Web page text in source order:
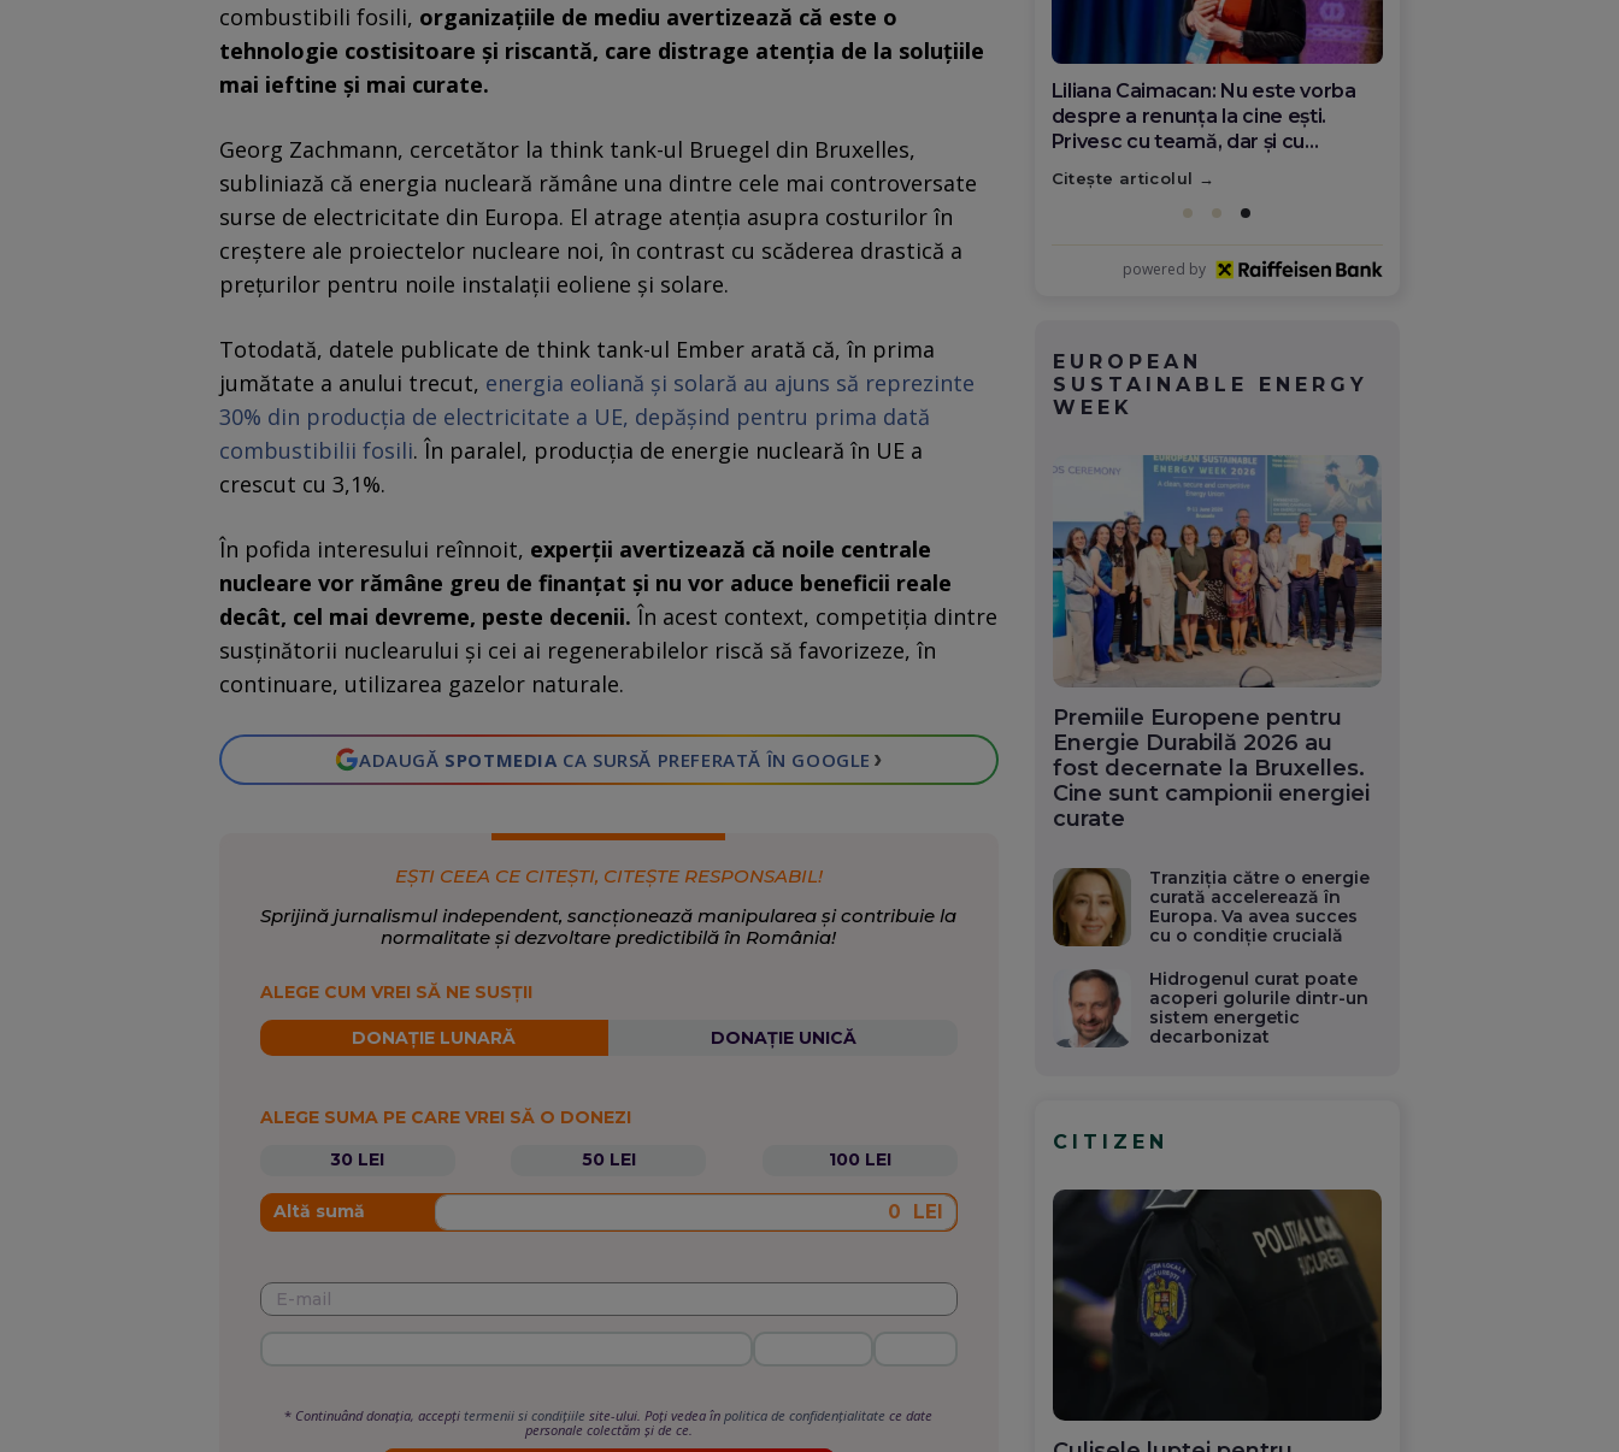
combustibili fosili, organizaţiile de mediu avertizează că este o
tehnologie costisitoare şi riscantă, care distrage atenţia de la soluţiile
mai ieftine şi mai curate.
Georg Zachmann, cercetător la think tank-ul Bruegel din Bruxelles,
subliniază că energia nucleară rămâne una dintre cele mai controversate
surse de electricitate din Europa. El atrage atenţia asupra costurilor în
creştere ale proiectelor nucleare noi, în contrast cu scăderea drastică a
preţurilor pentru noile instalaţii eoliene şi solare.
Totodată, datele publicate de think tank-ul Ember arată că, în prima
jumătate a anului trecut, energia eoliană şi solară au ajuns să reprezinte
30% din producţia de electricitate a UE, depăşind pentru prima dată
combustibilii fosili. În paralel, producţia de energie nucleară în UE a
crescut cu 3,1%.
În pofida interesului reînnoit, experţii avertizează că noile centrale
nucleare vor rămâne greu de finanţat şi nu vor aduce beneficii reale
decât, cel mai devreme, peste decenii. În acest context, competiţia dintre
susţinătorii nuclearului şi cei ai regenerabilelor riscă să favorizeze, în
continuare, utilizarea gazelor naturale.
ADAUGĂ SPOTMEDIA CA SURSĂ PREFERATĂ ÎN GOOGLE ›
EȘTI CEEA CE CITEȘTI, CITEȘTE RESPONSABIL!
Sprijină jurnalismul independent, sancționează manipularea și contribuie la
normalitate și dezvoltare predictibilă în România!
ALEGE CUM VREI SĂ NE SUSȚII
DONAȚIE LUNARĂ DONAȚIE UNICĂ
ALEGE SUMA PE CARE VREI SĂ O DONEZI
30 LEI
50 LEI 100 LEI
Altă sumă LEI
* Continuând donația, accepțitermenii si condițiile site-ului. Poți vedea înpolitica de confidențialitate ce date
personale colectăm și de ce.
Diana Olar, românca de la Google
care demonstrează că diaspora
poate schimba România
Citește articolul
powered by
EUROPEAN
SUSTAINABLE ENERGY
WEEK
Premiile Europene pentru
Energie Durabilă 2026 au
fost decernate la Bruxelles.
Cine sunt campionii energiei
curate
Tranziția către o energie
curată accelerează în
Europa. Va avea succes
cu o condiție crucială
Hidrogenul curat poate
acoperi golurile dintr-un
sistem energetic
decarbonizat
CITIZEN